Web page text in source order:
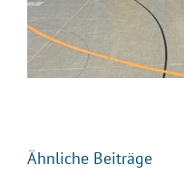
Ähnliche Beiträge